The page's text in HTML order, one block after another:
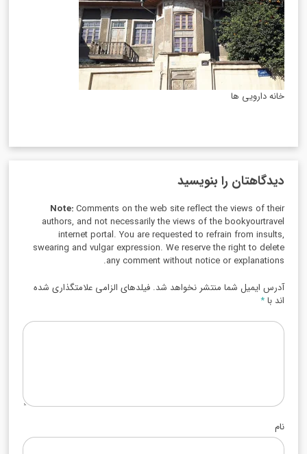
خانه دارویی ها
دیدگاهتان را بنویسید
Note:Comments on the web site reflect the views of their
authors, and not necessarily the views of the bookyourtravel
internet portal. You are requested to refrain from insults,
swearing and vulgar expression. We reserve the right to delete
any comment without notice or explanations.
آدرس ایمیل شما منتشر نخواهد شد. فیلدهای الزامی علامتگذاری شده
اند با*
نام